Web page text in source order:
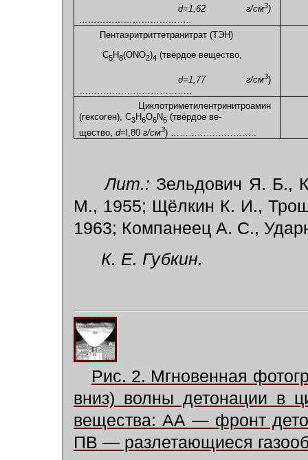
d=1,62 г/см3)
………………………………..
Пентаэритриттетранитрат (ТЭН)
С5Н8(ONO2)4 (твёрдое вещество,
d=1,77 г/см3)
Циклотриметилентринитроамин
(гексоген), C3H6O6N6 (твёрдое ве-
щество,d=l,80г/см3) ………………………..
Лит.: Зельдович Я. Б.,
М., 1955; Щёлкин К. И.,
1963; Компанеец А. С.,
К. Е. Губкин.
Рис. 2. Мгновенная
вниз) волны детонации в
вещества: АА — фронт
ПВ — разлетающиеся